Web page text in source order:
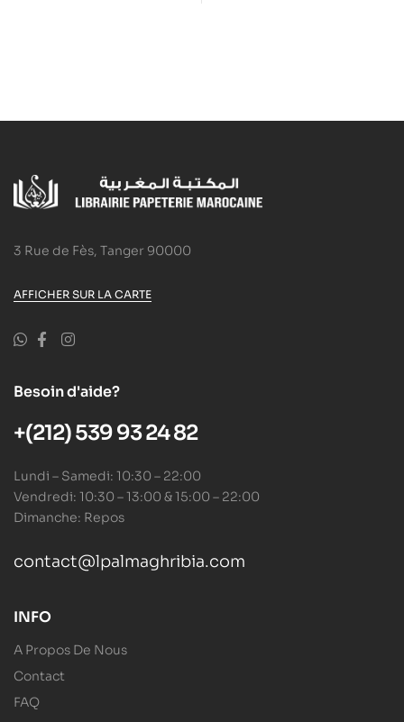
3 Rue de Fès, Tanger 90000
AFFICHER SUR LA CARTE
Besoin d'aide?
+(212) 539 93 24 82
Lundi – Samedi: 10:30 – 22:00
Vendredi: 10:30 – 13:00 & 15:00 – 22:00
Dimanche: Repos
contact@lpalmaghribia.com
INFO
A Propos De Nous
Contact
FAQ